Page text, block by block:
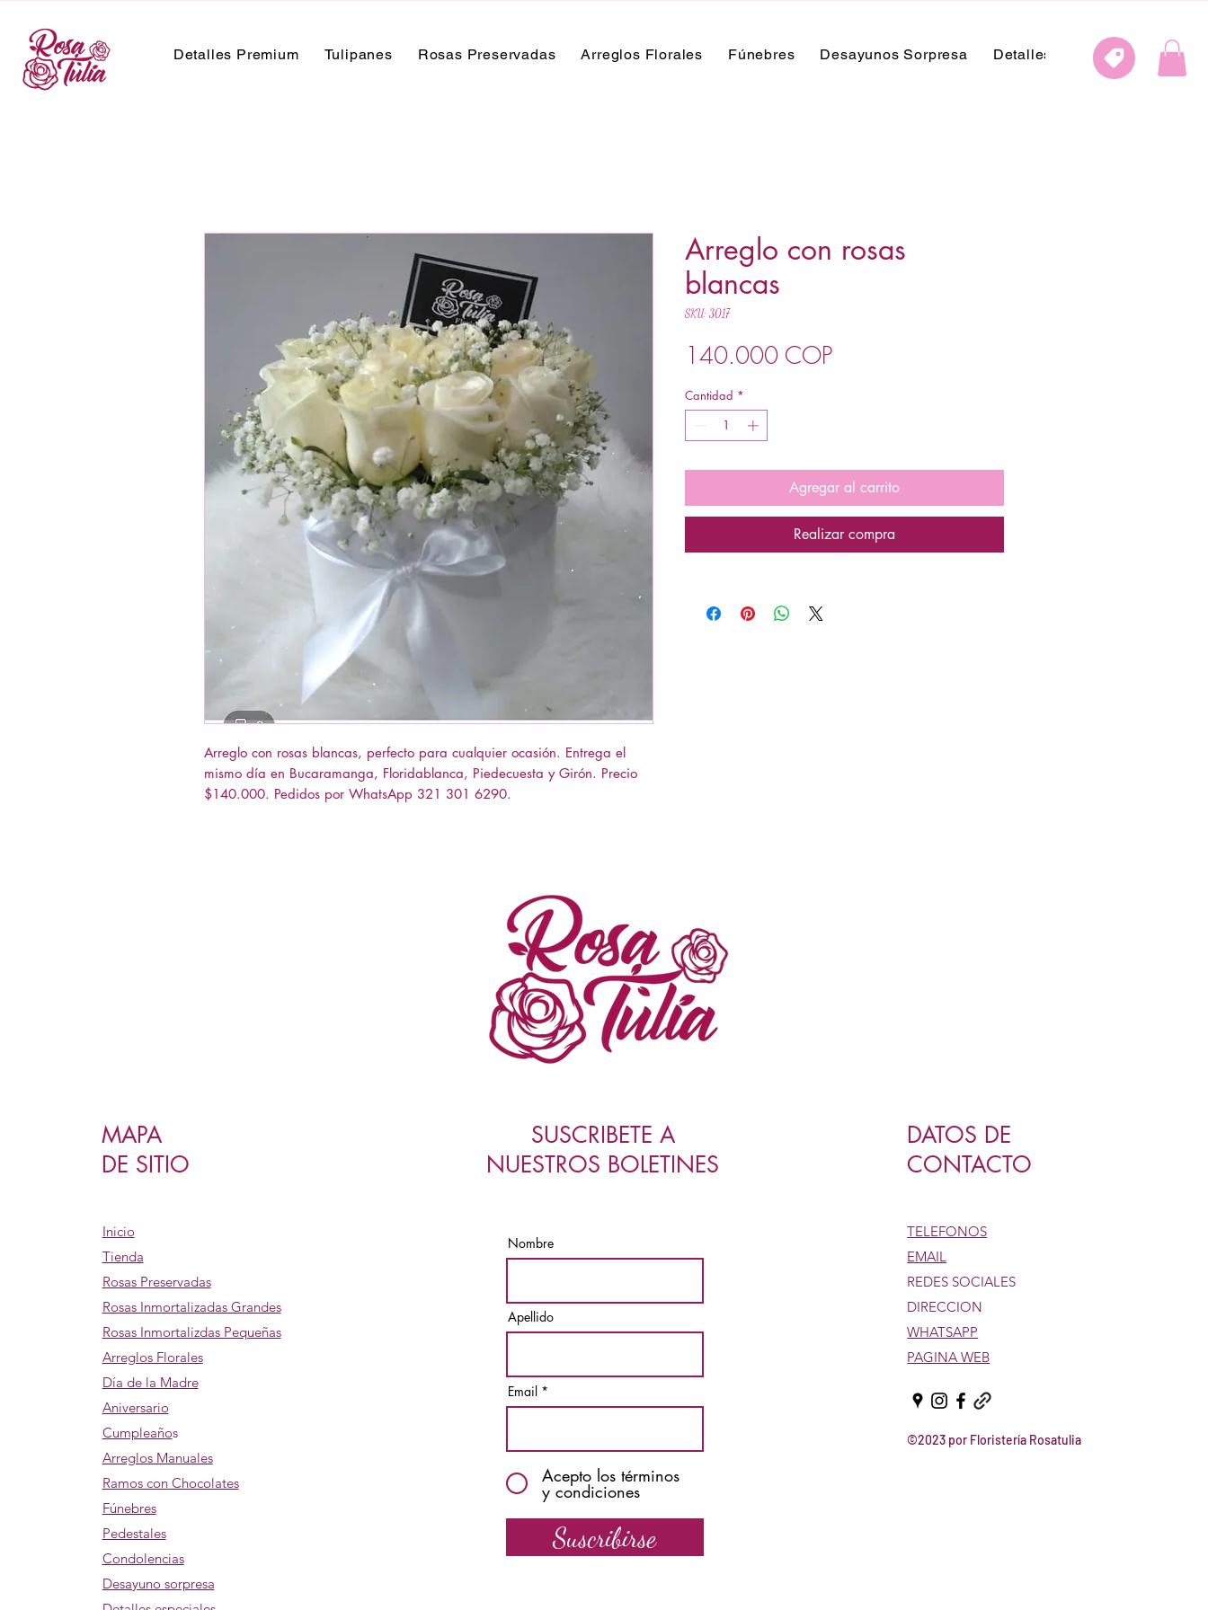
Detalles Premium Tulipanes Rosas Preservadas Arreglos Florales Fúnebres Desayunos Sorpresa Detalles Especiales
Arreglo con rosas blancas, perfecto para cualquier ocasión. Entrega el
mismo día en Bucaramanga, Floridablanca, Piedecuesta y Girón. Precio
$140.000. Pedidos por WhatsApp 321 301 6290.
Arreglo con rosas
blancas
SKU: 3017
140.000 COPPrecio
Cantidad *
Agregar al carrito
Realizar compra
MAPA
DE SITIO
Inicio
Tienda
Rosas Preservadas
Rosas Inmortalizadas Grandes
Rosas Inmortalizdas Pequeñas
Arreglos Florales
Día de la Madre
Aniversario
Cumpleaños
Arreglos Manuales
Ramos con Chocolates
Fúnebres
Pedestales
Condolencias
Desayuno sorpresa
SUSCRIBETE A
NUESTROS BOLETINES
Nombre
Apellido
Email
Acepto los términos
y condiciones
Suscribirse
DATOS DE
CONTACTO
TELEFONOS
EMAIL
REDES SOCIALES
DIRECCION
WHATSAPP
PAGINA WEB
©2023 por Floristería Rosatulia